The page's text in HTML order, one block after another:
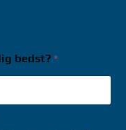
bedst? *